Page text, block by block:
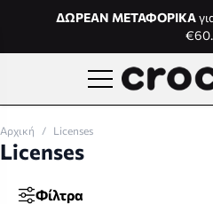
Μετάβαση στο περιεχόμενο
ΔΩΡΕΑΝ ΜΕΤΑΦΟΡΙΚΑ
€60.
Αρχική / Licenses
Licenses
Φίλτρα